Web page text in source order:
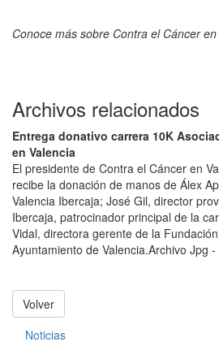
Conoce más sobre Contra el Cáncer en
Archivos relacionados
Entrega donativo carrera 10K
en Valencia
El presidente de Contra el Cáncer en
recibe la donación de manos de Álex
Valencia Ibercaja; José Gil, director
Ibercaja, patrocinador principal de la
Vidal, directora gerente de la
Ayuntamiento de Valencia.Archivo Jpg -
Volver
Noticias